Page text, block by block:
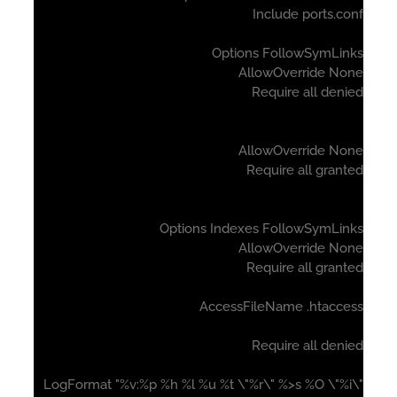
Include
Options
AllowOverride
Require all
AllowOverride
Require all
Options Indexes
AllowOverride
Require all
AccessFileName
Require all
LogFormat "%v:%p %h %l %u %t \"%r\" %>s %O